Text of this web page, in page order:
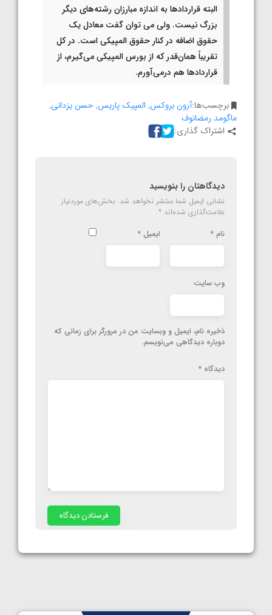
البته قراردادها به اندازه مبارزان رشته‌های دیگر
بزرگ نیست. ولی می‌ توان گفت معادل یک
حقوق اضافه در کنار حقوق المپیکی است. در کل
تقریباً همان‌قدر که از بورس المپیکی می‌گیرم، از
قراردادها هم درمی‌آورم.
برچسب‌ها:آرون بروکس, المپیک پاریس, حسن یزدانی,
ماگومد رمضانوف
اشتراک گذاری:
دیدگاهتان را بنویسید
نشانی ایمیل شما منتشر نخواهد شد. بخش‌های موردنیاز
علامت‌گذاری شده‌اند *
نام * ایمیل *
وب‌ سایت
ذخیره نام، ایمیل و وبسایت من در مرورگر برای زمانی که
دوباره دیدگاهی می‌نویسم.
دیدگاه *